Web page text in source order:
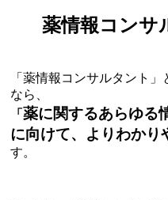
薬情報コンサ
「薬情報コンサルタント
なら、
「 薬に関するあらゆる
に向けて、よりわかり
す。